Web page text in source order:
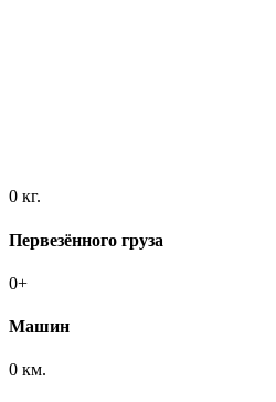
0 кг.
Первезённого груза
0+
Машин
0 км.